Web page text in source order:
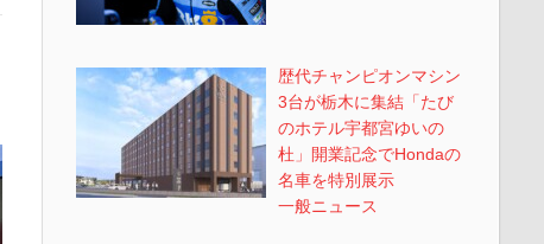
歴代チャンピオンマシン
3台が栃木に集結「たび
のホテル宇都宮ゆいの
杜」開業記念でHondaの
名車を特別展示
一般ニュース